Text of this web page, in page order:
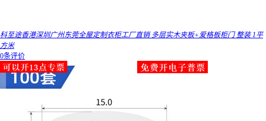
科至途香港深圳广州东莞全屋定制衣柜工厂直销 多层实木夹板+爱格板柜门 整装 1平
方米
0条评价